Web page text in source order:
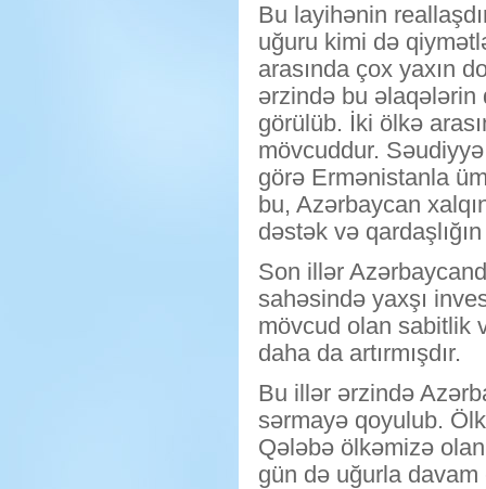
Bu layihənin
uğuru kimi də
arasında çox yaxın
ərzində bu
görülüb. İki ölkə
mövcuddur.
görə Ermənistanla
bu, Azərbaycan
dəstək və
Son illər
sahəsində yaxşı
mövcud olan sabitlik
daha da artırmışdır.
Bu illər ərzində
sərmayə qoyulub.
Qələbə ölkəmizə
gün də uğurla davam